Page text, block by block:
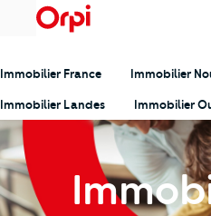
menu
Immobilier France Immobilier
Immobilier Landes Immobilier